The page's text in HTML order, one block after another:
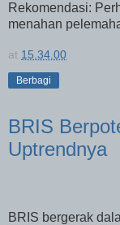
Rekomendasi:
menahan
at 15.34.00
Berbagi
BRIS
Uptrendnya
BRIS bergerak